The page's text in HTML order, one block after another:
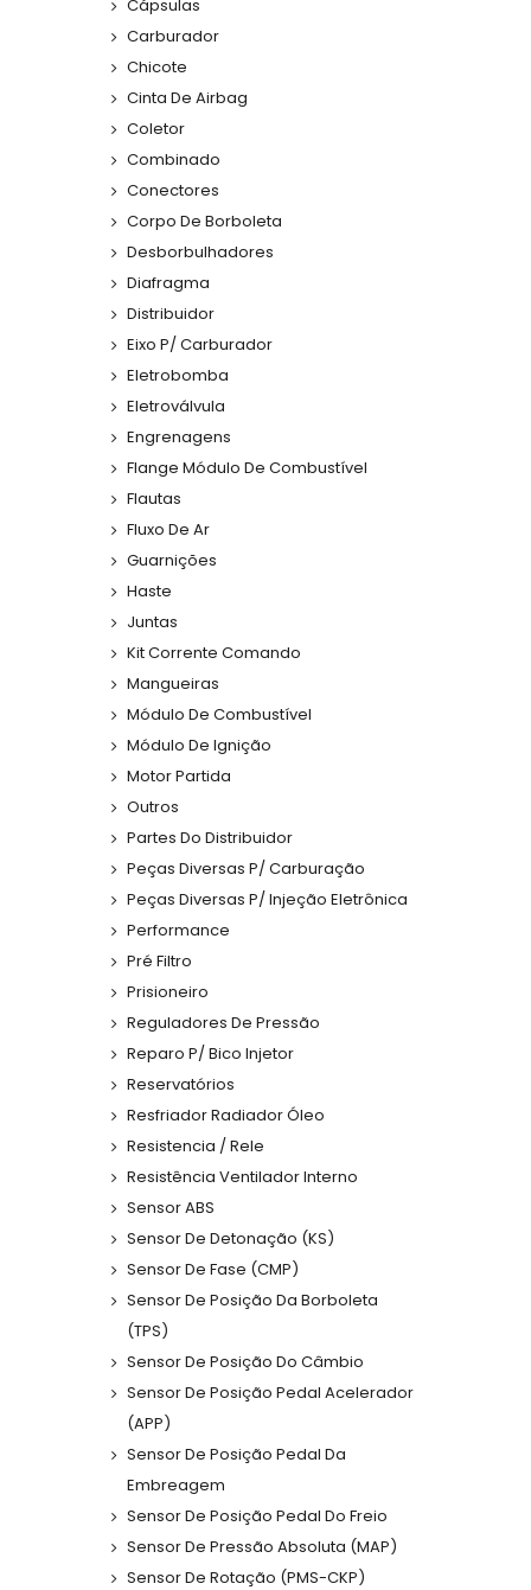
Cápsulas
Carburador
Chicote
Cinta De Airbag
Coletor
Combinado
Conectores
Corpo De Borboleta
Desborbulhadores
Diafragma
Distribuidor
Eixo P/ Carburador
Eletrobomba
Eletroválvula
Engrenagens
Flange Módulo De Combustível
Flautas
Fluxo De Ar
Guarnições
Haste
Juntas
Kit Corrente Comando
Mangueiras
Módulo De Combustível
Módulo De Ignição
Motor Partida
Outros
Partes Do Distribuidor
Peças Diversas P/ Carburação
Peças Diversas P/ Injeção Eletrônica
Performance
Pré Filtro
Prisioneiro
Reguladores De Pressão
Reparo P/ Bico Injetor
Reservatórios
Resfriador Radiador Óleo
Resistencia / Rele
Resistência Ventilador Interno
Sensor ABS
Sensor De Detonação (KS)
Sensor De Fase (CMP)
Sensor De Posição Da Borboleta
(TPS)
Sensor De Posição Do Câmbio
Sensor De Posição Pedal Acelerador
(APP)
Sensor De Posição Pedal Da
Embreagem
Sensor De Posição Pedal Do Freio
Sensor De Pressão Absoluta (MAP)
Sensor De Rotação (PMS-CKP)